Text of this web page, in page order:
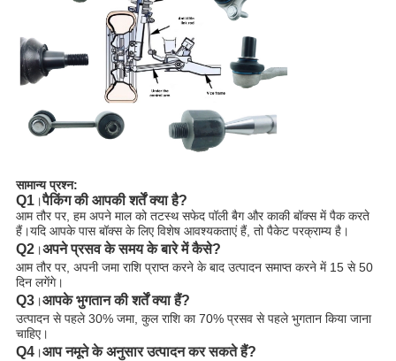
सामान्य प्रश्न:
Q1।पैकिंग की आपकी शर्तें क्या है?
आम तौर पर, हम अपने माल को तटस्थ सफेद पॉली बैग और काकी बॉक्स में पैक करते
हैं।यदि आपके पास बॉक्स के लिए विशेष आवश्यकताएं हैं, तो पैकेट परक्राम्य है।
Q2।अपने प्रसव के समय के बारे में कैसे?
आम तौर पर, अपनी जमा राशि प्राप्त करने के बाद उत्पादन समाप्त करने में 15 से 50
दिन लगेंगे।
Q3।आपके भुगतान की शर्तें क्या हैं?
उत्पादन से पहले 30% जमा, कुल राशि का 70% प्रसव से पहले भुगतान किया जाना
चाहिए।
Q4।आप नमूने के अनुसार उत्पादन कर सकते हैं?